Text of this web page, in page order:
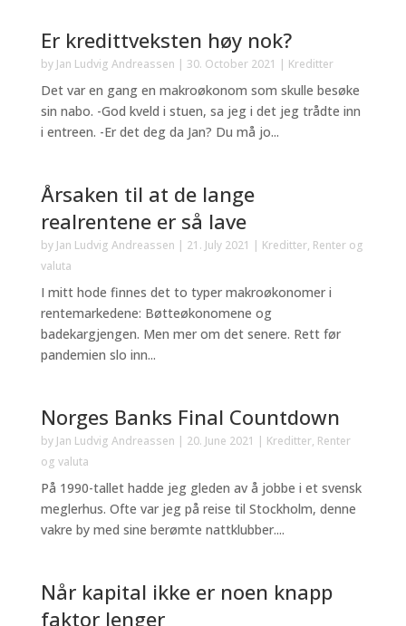
Er kredittveksten høy nok?
by Jan Ludvig Andreassen | 30. October 2021 | Kreditter
Det var en gang en makroøkonom som skulle besøke
sin nabo. -God kveld i stuen, sa jeg i det jeg trådte inn
i entreen. -Er det deg da Jan? Du må jo...
Årsaken til at de lange
realrentene er så lave
by Jan Ludvig Andreassen | 21. July 2021 | Kreditter, Renter og
valuta
I mitt hode finnes det to typer makroøkonomer i
rentemarkedene: Bøtteøkonomene og
badekargjengen. Men mer om det senere. Rett før
pandemien slo inn...
Norges Banks Final Countdown
by Jan Ludvig Andreassen | 20. June 2021 | Kreditter, Renter
og valuta
På 1990-tallet hadde jeg gleden av å jobbe i et svensk
meglerhus. Ofte var jeg på reise til Stockholm, denne
vakre by med sine berømte nattklubber....
Når kapital ikke er noen knapp
faktor lenger